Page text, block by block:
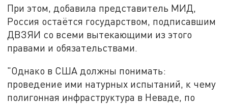
При этом, добавила представитель МИД,
Россия остаётся государством, подписавшим
ДВЗЯИ со всеми вытекающими из этого
правами и обязательствами.
"Однако в США должны понимать:
проведение ими натурных испытаний, к чему
полигонная инфраструктура в Неваде, по